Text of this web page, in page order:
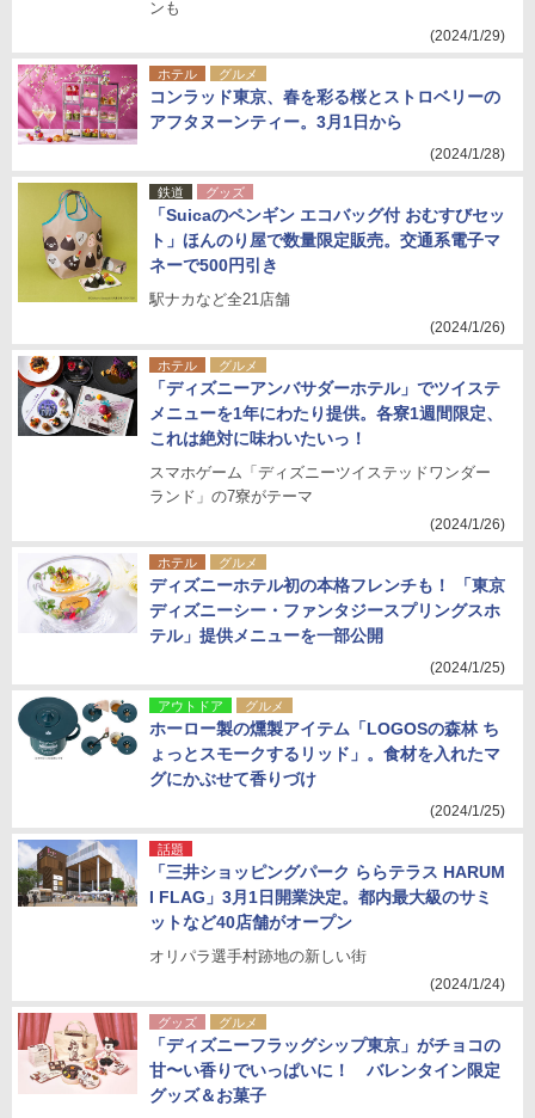
ンも
(2024/1/29)
ホテル グルメ
コンラッド東京、春を彩る桜とストロベリーの
アフタヌーンティー。3月1日から
(2024/1/28)
鉄道 グッズ
「Suicaのペンギン エコバッグ付 おむすびセッ
ト」ほんのり屋で数量限定販売。交通系電子マ
ネーで500円引き
駅ナカなど全21店舗
(2024/1/26)
ホテル グルメ
「ディズニーアンバサダーホテル」でツイステ
メニューを1年にわたり提供。各寮1週間限定、
これは絶対に味わいたいっ！
スマホゲーム「ディズニーツイステッドワンダー
ランド」の7寮がテーマ
(2024/1/26)
ホテル グルメ
ディズニーホテル初の本格フレンチも！ 「東京
ディズニーシー・ファンタジースプリングスホ
テル」提供メニューを一部公開
(2024/1/25)
アウトドア グルメ
ホーロー製の燻製アイテム「LOGOSの森林 ち
ょっとスモークするリッド」。食材を入れたマ
グにかぶせて香りづけ
(2024/1/25)
話題
「三井ショッピングパーク ららテラス HARUM
I FLAG」3月1日開業決定。都内最大級のサミ
ットなど40店舗がオープン
オリパラ選手村跡地の新しい街
(2024/1/24)
グッズ グルメ
「ディズニーフラッグシップ東京」がチョコの
甘〜い香りでいっぱいに！ バレンタイン限定
グッズ＆お菓子